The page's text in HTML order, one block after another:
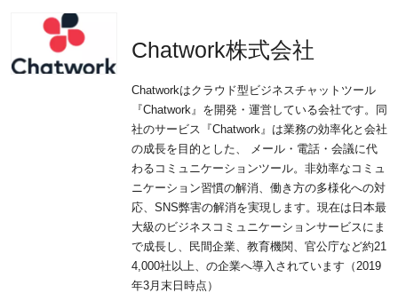
Chatwork株式会社
Chatworkはクラウド型ビジネスチャットツール
『Chatwork』を開発・運営している会社です。同
社のサービス『Chatwork』は業務の効率化と会社
の成長を目的とした、 メール・電話・会議に代
わるコミュニケーションツール。非効率なコミュ
ニケーション習慣の解消、働き方の多様化への対
応、SNS弊害の解消を実現します。現在は日本最
大級のビジネスコミュニケーションサービスにま
で成長し、民間企業、教育機関、官公庁など約21
4,000社以上、の企業へ導入されています（2019
年3月末日時点）